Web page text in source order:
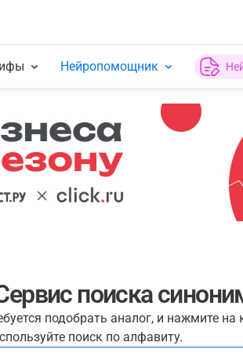
Нейропомощник
поиска
подобрать аналог, и нажмите
поиск по алфавиту.